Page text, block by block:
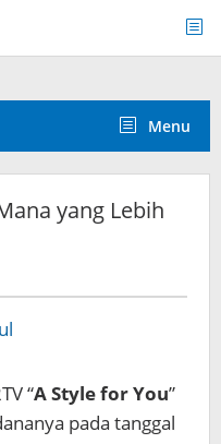
Menu
yang Lebih
“A Style for You”
pada tanggal